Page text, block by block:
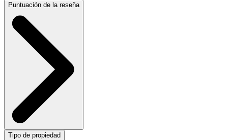
Puntuación de la reseña
Tipo de propiedad